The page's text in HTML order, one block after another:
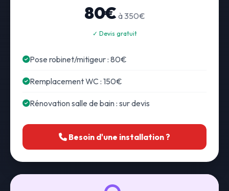
80€ à 350€
✓ Devis gratuit
Pose robinet/mitigeur : 80€
Remplacement WC : 150€
Rénovation salle de bain : sur devis
Besoin d'une installation ?